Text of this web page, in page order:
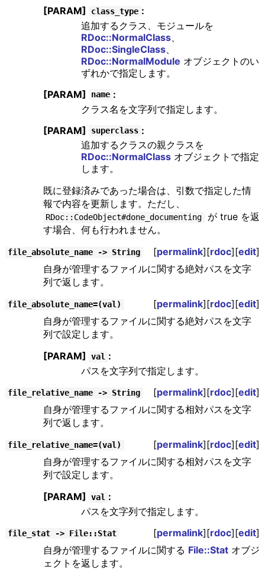
[PARAM]
class_type :
追加するクラス、モジュールを
RDoc::NormalClass、
RDoc::SingleClass、
RDoc::NormalModule オブジェクトのい
ずれかで指定します。
[PARAM]
name :
クラス名を文字列で指定します。
[PARAM]
superclass :
追加するクラスの親クラスを
RDoc::NormalClassオブジェクトで指定
します。
既に登録済みであった場合は、引数で指定した情
報で内容を更新します。ただし、
RDoc::CodeObject#done_documenting
が true を返
す場合、何も行われません。
file_absolute_name -> String [permalink][rdoc][edit]
自身が管理するファイルに関する絶対パスを文字
列で返します。
file_absolute_name=(val) [permalink][rdoc][edit]
自身が管理するファイルに関する絶対パスを文字
列で設定します。
[PARAM]
val :
パスを文字列で指定します。
file_relative_name -> String [permalink][rdoc][edit]
自身が管理するファイルに関する相対パスを文字
列で返します。
file_relative_name=(val) [permalink][rdoc][edit]
自身が管理するファイルに関する相対パスを文字
列で設定します。
[PARAM]
val :
パスを文字列で指定します。
file_stat -> File::Stat [permalink][rdoc][edit]
自身が管理するファイルに関する File::Statオブジ
ェクトを返します。